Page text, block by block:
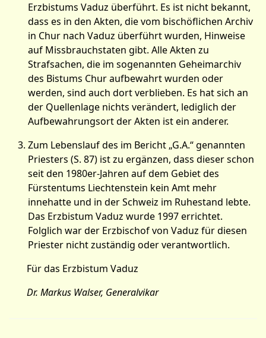
Erzbistums Vaduz überführt. Es ist nicht bekannt,
dass es in den Akten, die vom bischöflichen Archiv
in Chur nach Vaduz überführt wurden, Hinweise
auf Missbrauchstaten gibt. Alle Akten zu
Strafsachen, die im sogenannten Geheimarchiv
des Bistums Chur aufbewahrt wurden oder
werden, sind auch dort verblieben. Es hat sich an
der Quellenlage nichts verändert, lediglich der
Aufbewahrungsort der Akten ist ein anderer.
Zum Lebenslauf des im Bericht „G.A.“ genannten
Priesters (S. 87) ist zu ergänzen, dass dieser schon
seit den 1980er-Jahren auf dem Gebiet des
Fürstentums Liechtenstein kein Amt mehr
innehatte und in der Schweiz im Ruhestand lebte.
Das Erzbistum Vaduz wurde 1997 errichtet.
Folglich war der Erzbischof von Vaduz für diesen
Priester nicht zuständig oder verantwortlich.
Für das Erzbistum Vaduz
Dr. Markus Walser, Generalvikar